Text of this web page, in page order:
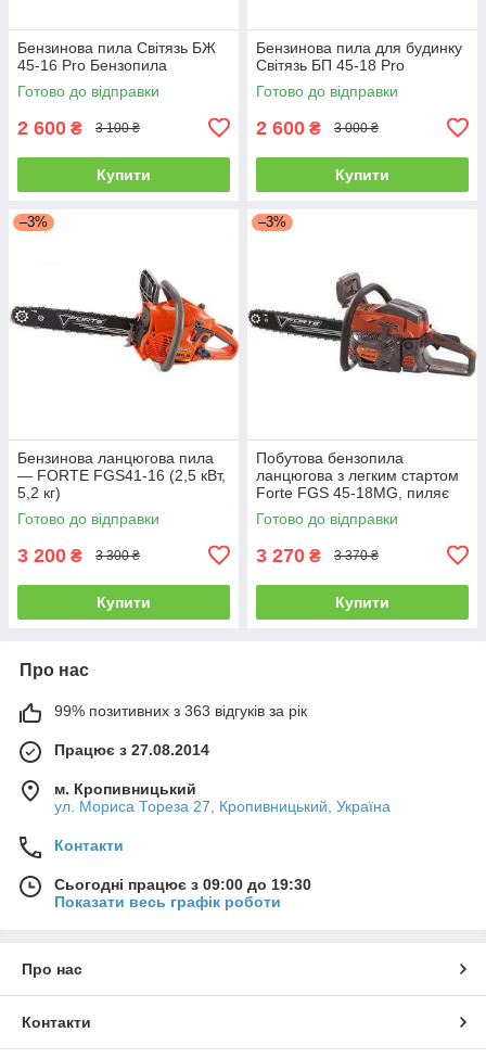
Бензинова пила Світязь БЖ
45-16 Pro Бензопила
Готово до відправки
2 600 ₴ 3 100 ₴
Купити
Бензинова пила для будинку
Світязь БП 45-18 Pro
Готово до відправки
2 600 ₴ 3 000 ₴
Купити
–3%
Бензинова ланцюгова пила
— FORTE FGS41-16 (2,5 кВт,
5,2 кг)
Готово до відправки
3 200 ₴ 3 300 ₴
Купити
–3%
Побутова бензопила
ланцюгова з легким стартом
Forte FGS 45-18MG, пиляє
будь-яку деревину - мокру,
суху, свіжу
Готово до відправки
3 270 ₴ 3 370 ₴
Купити
Про нас
99% позитивних з 363 відгуків за рік
Працює з 27.08.2014
м. Кропивницький
ул. Мориса Тореза 27, Кропивницький, Україна
Контакти
Сьогодні працює з 09:00 до 19:30
Показати весь графік роботи
Про нас
Контакти